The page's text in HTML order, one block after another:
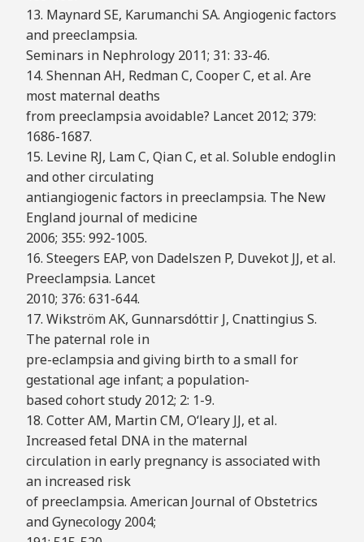
13. Maynard SE, Karumanchi SA. Angiogenic factors
and preeclampsia.
Seminars in Nephrology 2011; 31: 33-46.
14. Shennan AH, Redman C, Cooper C, et al. Are
most maternal deaths
from preeclampsia avoidable? Lancet 2012; 379:
1686-1687.
15. Levine RJ, Lam C, Qian C, et al. Soluble endoglin
and other circulating
antiangiogenic factors in preeclampsia. The New
England journal of medicine
2006; 355: 992-1005.
16. Steegers EAP, von Dadelszen P, Duvekot JJ, et al.
Preeclampsia. Lancet
2010; 376: 631-644.
17. Wikström AK, Gunnarsdóttir J, Cnattingius S.
The paternal role in
pre-eclampsia and giving birth to a small for
gestational age infant; a population-
based cohort study 2012; 2: 1-9.
18. Cotter AM, Martin CM, O‘leary JJ, et al.
Increased fetal DNA in the maternal
circulation in early pregnancy is associated with
an increased risk
of preeclampsia. American Journal of Obstetrics
and Gynecology 2004;